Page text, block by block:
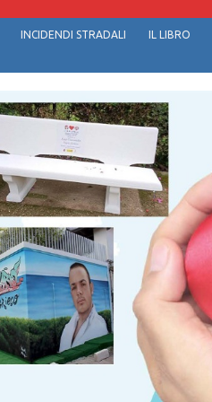
INCIDENDI STRADALI IL LIBRO